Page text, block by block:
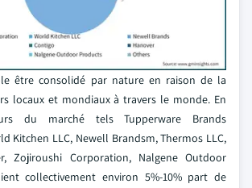
être consolidé par nature en raison de la
locaux et mondiaux à travers le monde. En
du marché tels Tupperware Brands
Kitchen LLC, Newell Brandsm, Thermos LLC,
Zojiroushi Corporation, Nalgene Outdoor
collectivement environ 5%-10% part de